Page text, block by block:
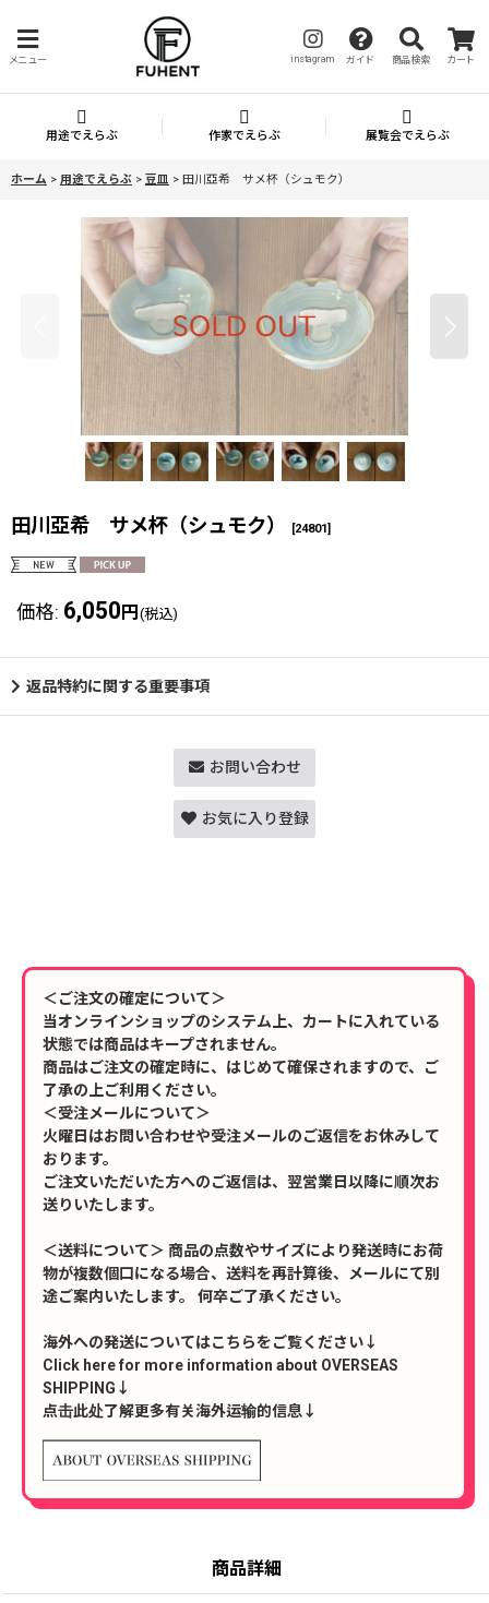
メニュー instagram ガイド 商品検索 カート
用途でえらぶ 作家でえらぶ 展覧会でえらぶ
ホーム > 用途でえらぶ > 豆皿 > 田川亞希 サメ杯（シュモク）
田川亞希 サメ杯（シュモク） [24801]
価格: 6,050 円 (税込)
返品特約に関する重要事項
お問い合わせ
お気に入り登録
＜ご注文の確定について＞
当オンラインショップのシステム上、カートに入れている
状態では商品はキープされません。
商品はご注文の確定時に、はじめて確保されますので、ご
了承の上ご利用ください。
＜受注メールについて＞
火曜日はお問い合わせや受注メールのご返信をお休みして
おります。
ご注文いただいた方へのご返信は、翌営業日以降に順次お
送りいたします。
＜送料について＞ 商品の点数やサイズにより発送時にお荷
物が複数個口になる場合、送料を再計算後、メールにて別
途ご案内いたします。 何卒ご了承ください。
海外への発送についてはこちらをご覧ください↓
Click here for more information about OVERSEAS
SHIPPING↓
点击此处了解更多有关海外运输的信息↓
商品詳細